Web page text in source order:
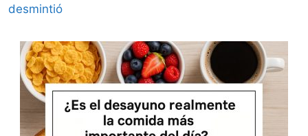
desmintió